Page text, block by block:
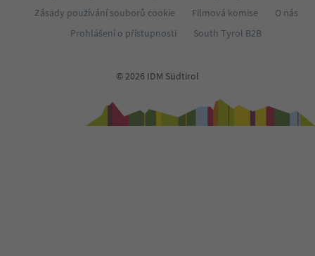
Zásady používání souborů cookie
Filmová komise
O nás
Prohlášení o přístupnosti
South Tyrol B2B
© 2026 IDM Südtirol